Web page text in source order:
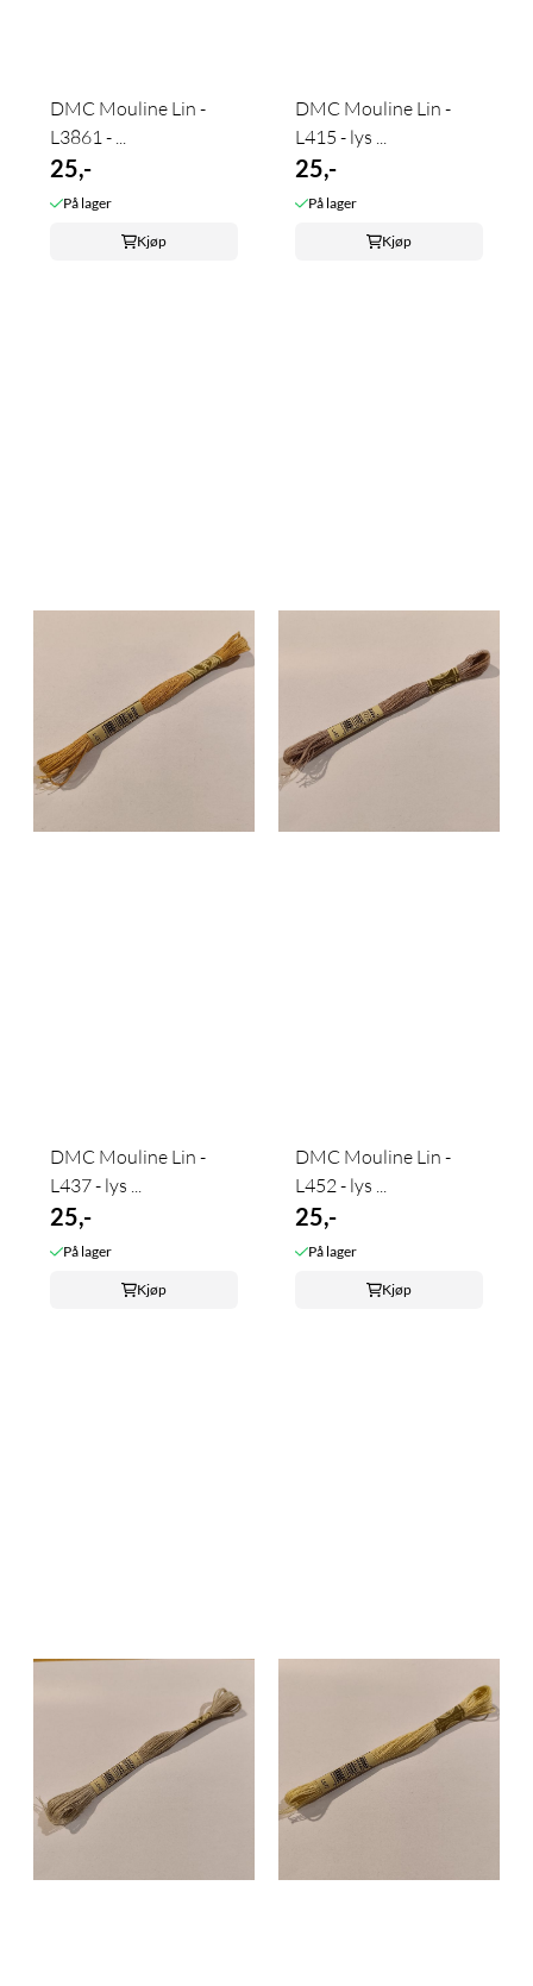
DMC Mouline Lin -
L3861 - ...
25,-
På lager
Kjøp
DMC Mouline Lin -
L415 - lys ...
25,-
På lager
Kjøp
DMC Mouline Lin -
L437 - lys ...
25,-
På lager
Kjøp
DMC Mouline Lin -
L452 - lys ...
25,-
På lager
Kjøp